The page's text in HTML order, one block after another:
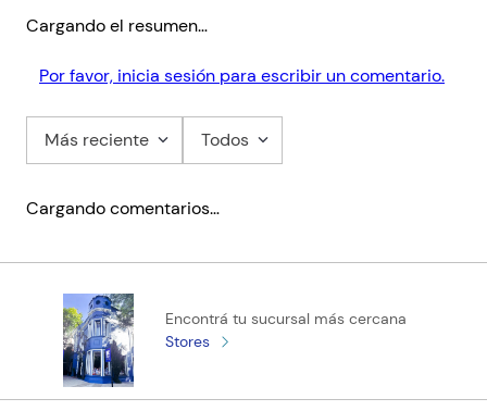
Cargando el resumen…
Por favor, inicia sesión para escribir un comentario.
Más reciente Todos
Cargando comentarios…
Encontrá tu sucursal más cercana
Stores